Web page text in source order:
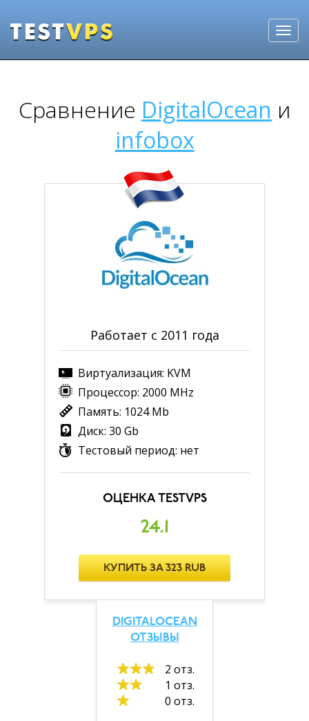
Сравнение DigitalOcean и
infobox
Работает с 2011 года
Виртуализация: KVM
Процессор: 2000 MHz
Память: 1024 Mb
Диск: 30 Gb
Тестовый период: нет
ОЦЕНКА TESTVPS
24.1
КУПИТЬ ЗА 323 RUB
DIGITALOCEAN
ОТЗЫВЫ
2 отз.
1 отз.
0 отз.